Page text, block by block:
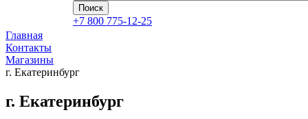
+7 800 775-12-25
Главная
Контакты
Магазины
г. Екатеринбург
г. Екатеринбург